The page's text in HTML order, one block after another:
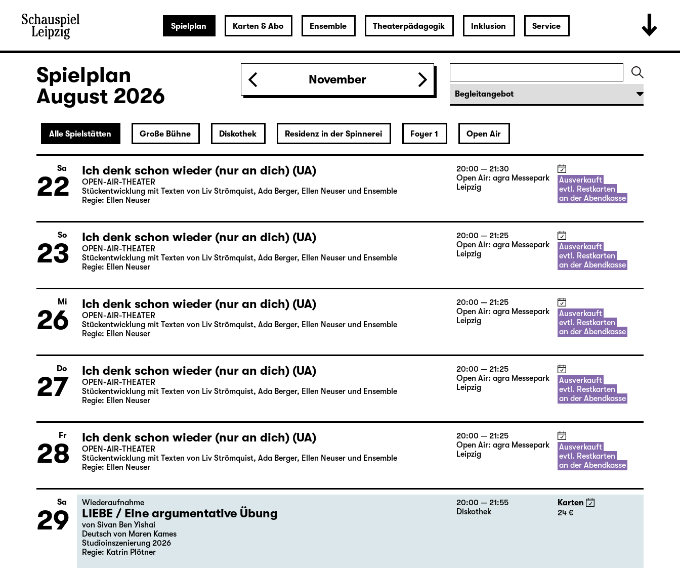
Spielplan Karten & Abo Ensemble Theaterpädagogik Inklusion Service
Spielplan
August 2026
November
Alle Spielstätten Große Bühne Diskothek Residenz in der Spinnerei Foyer 1 Open Air
Sa
22
Ausverkauft
evtl. Restkarten
an der Abendkasse
20:00 — 21:30
Open Air: agra Messepark
Leipzig
Ich denk schon wieder (nur an dich) (UA)
OPEN-AIR-THEATER
Stückentwicklung mit Texten von Liv Strömquist, Ada Berger, Ellen Neuser und Ensemble
Regie: Ellen Neuser
So
23
Ausverkauft
evtl. Restkarten
an der Abendkasse
20:00 — 21:25
Open Air: agra Messepark
Leipzig
Ich denk schon wieder (nur an dich) (UA)
OPEN-AIR-THEATER
Stückentwicklung mit Texten von Liv Strömquist, Ada Berger, Ellen Neuser und Ensemble
Regie: Ellen Neuser
Mi
26
Ausverkauft
evtl. Restkarten
an der Abendkasse
20:00 — 21:25
Open Air: agra Messepark
Leipzig
Ich denk schon wieder (nur an dich) (UA)
OPEN-AIR-THEATER
Stückentwicklung mit Texten von Liv Strömquist, Ada Berger, Ellen Neuser und Ensemble
Regie: Ellen Neuser
Do
27
Ausverkauft
evtl. Restkarten
an der Abendkasse
20:00 — 21:25
Open Air: agra Messepark
Leipzig
Ich denk schon wieder (nur an dich) (UA)
OPEN-AIR-THEATER
Stückentwicklung mit Texten von Liv Strömquist, Ada Berger, Ellen Neuser und Ensemble
Regie: Ellen Neuser
Fr
28
Ausverkauft
evtl. Restkarten
an der Abendkasse
20:00 — 21:25
Open Air: agra Messepark
Leipzig
Ich denk schon wieder (nur an dich) (UA)
OPEN-AIR-THEATER
Stückentwicklung mit Texten von Liv Strömquist, Ada Berger, Ellen Neuser und Ensemble
Regie: Ellen Neuser
Sa
29
Karten
24 €
20:00 — 21:55
Diskothek
Wiederaufnahme
LIEBE / Eine argumentative Übung
von Sivan Ben Yishai
Deutsch von Maren Kames
Studioinszenierung 2026
Regie: Katrin Plötner